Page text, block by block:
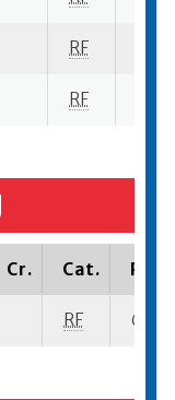
RF
RF
Cr. Cat.
RF 6 su-